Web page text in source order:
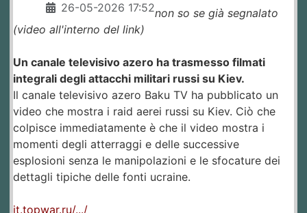
26-05-2026 17:52non so se già segnalato
(video all'interno del link)
Un canale televisivo azero ha trasmesso filmati
integrali degli attacchi militari russi su Kiev.
Il canale televisivo azero Baku TV ha pubblicato un
video che mostra i raid aerei russi su Kiev. Ciò che
colpisce immediatamente è che il video mostra i
momenti degli atterraggi e delle successive
esplosioni senza le manipolazioni e le sfocature dei
dettagli tipiche delle fonti ucraine.
it.topwar.ru/.../